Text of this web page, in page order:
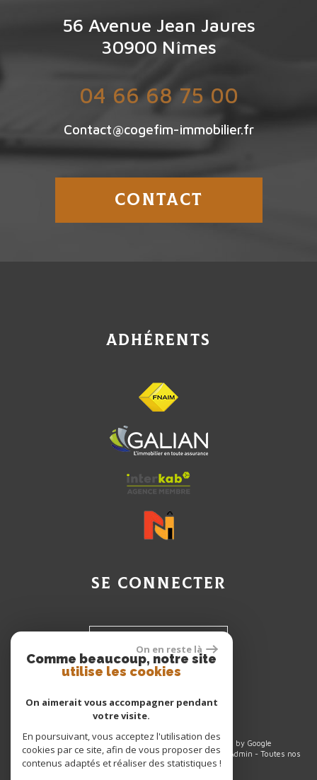
56 Avenue Jean Jaures
30900 Nîmes
04 66 68 75 00
Contact@cogefim-immobilier.fr
CONTACT
adhérents
se connecter
Espace Client
© 2026 | Tous droits réservés | Traduction powered by Google
Plan du site-Mentions légales- Nos honoraires- Liens Admin - Toutes nos
annonces-Politique RGPD
On en reste là
Comme beaucoup, notre site
utilise les cookies
On aimerait vous accompagner pendant
votre visite.
En poursuivant, vous acceptez l'utilisation des
cookies par ce site, afin de vous proposer des
contenus adaptés et réaliser des statistiques !